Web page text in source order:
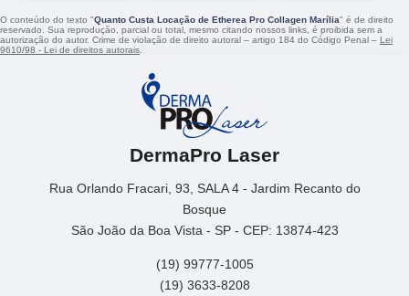
O conteúdo do texto "Quanto Custa Locação de Etherea Pro Collagen Marília" é de direito
reservado. Sua reprodução, parcial ou total, mesmo citando nossos links, é proibida sem a
autorização do autor. Crime de violação de direito autoral – artigo 184 do Código Penal – Lei
9610/98 - Lei de direitos autorais
DermaPro Laser
Rua Orlando Fracari, 93, SALA 4 - Jardim Recanto do
Bosque
São João da Boa Vista - SP - CEP: 13874-423
(19) 99777-1005
(19) 3633-8208